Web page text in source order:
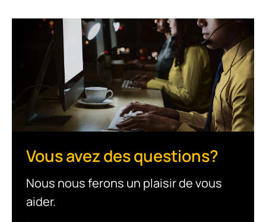
Vous avez des questions?
Nous nous ferons un plaisir de vous
aider.